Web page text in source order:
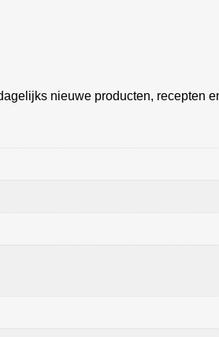
nieuwe producten, recepten